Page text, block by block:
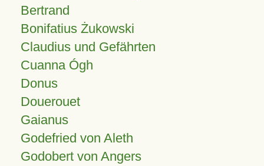
Bertrand
Bonifatius Żukowski
Claudius und Gefährten
Cuanna Ógh
Donus
Douerouet
Gaianus
Godefried von Aleth
Godobert von Angers